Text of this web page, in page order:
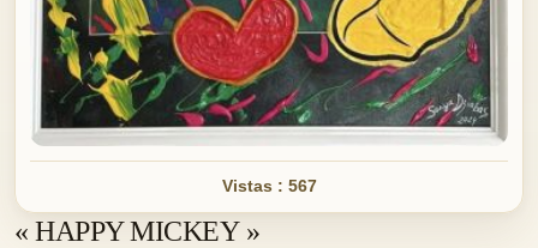
Vistas : 567
« HAPPY MICKEY »